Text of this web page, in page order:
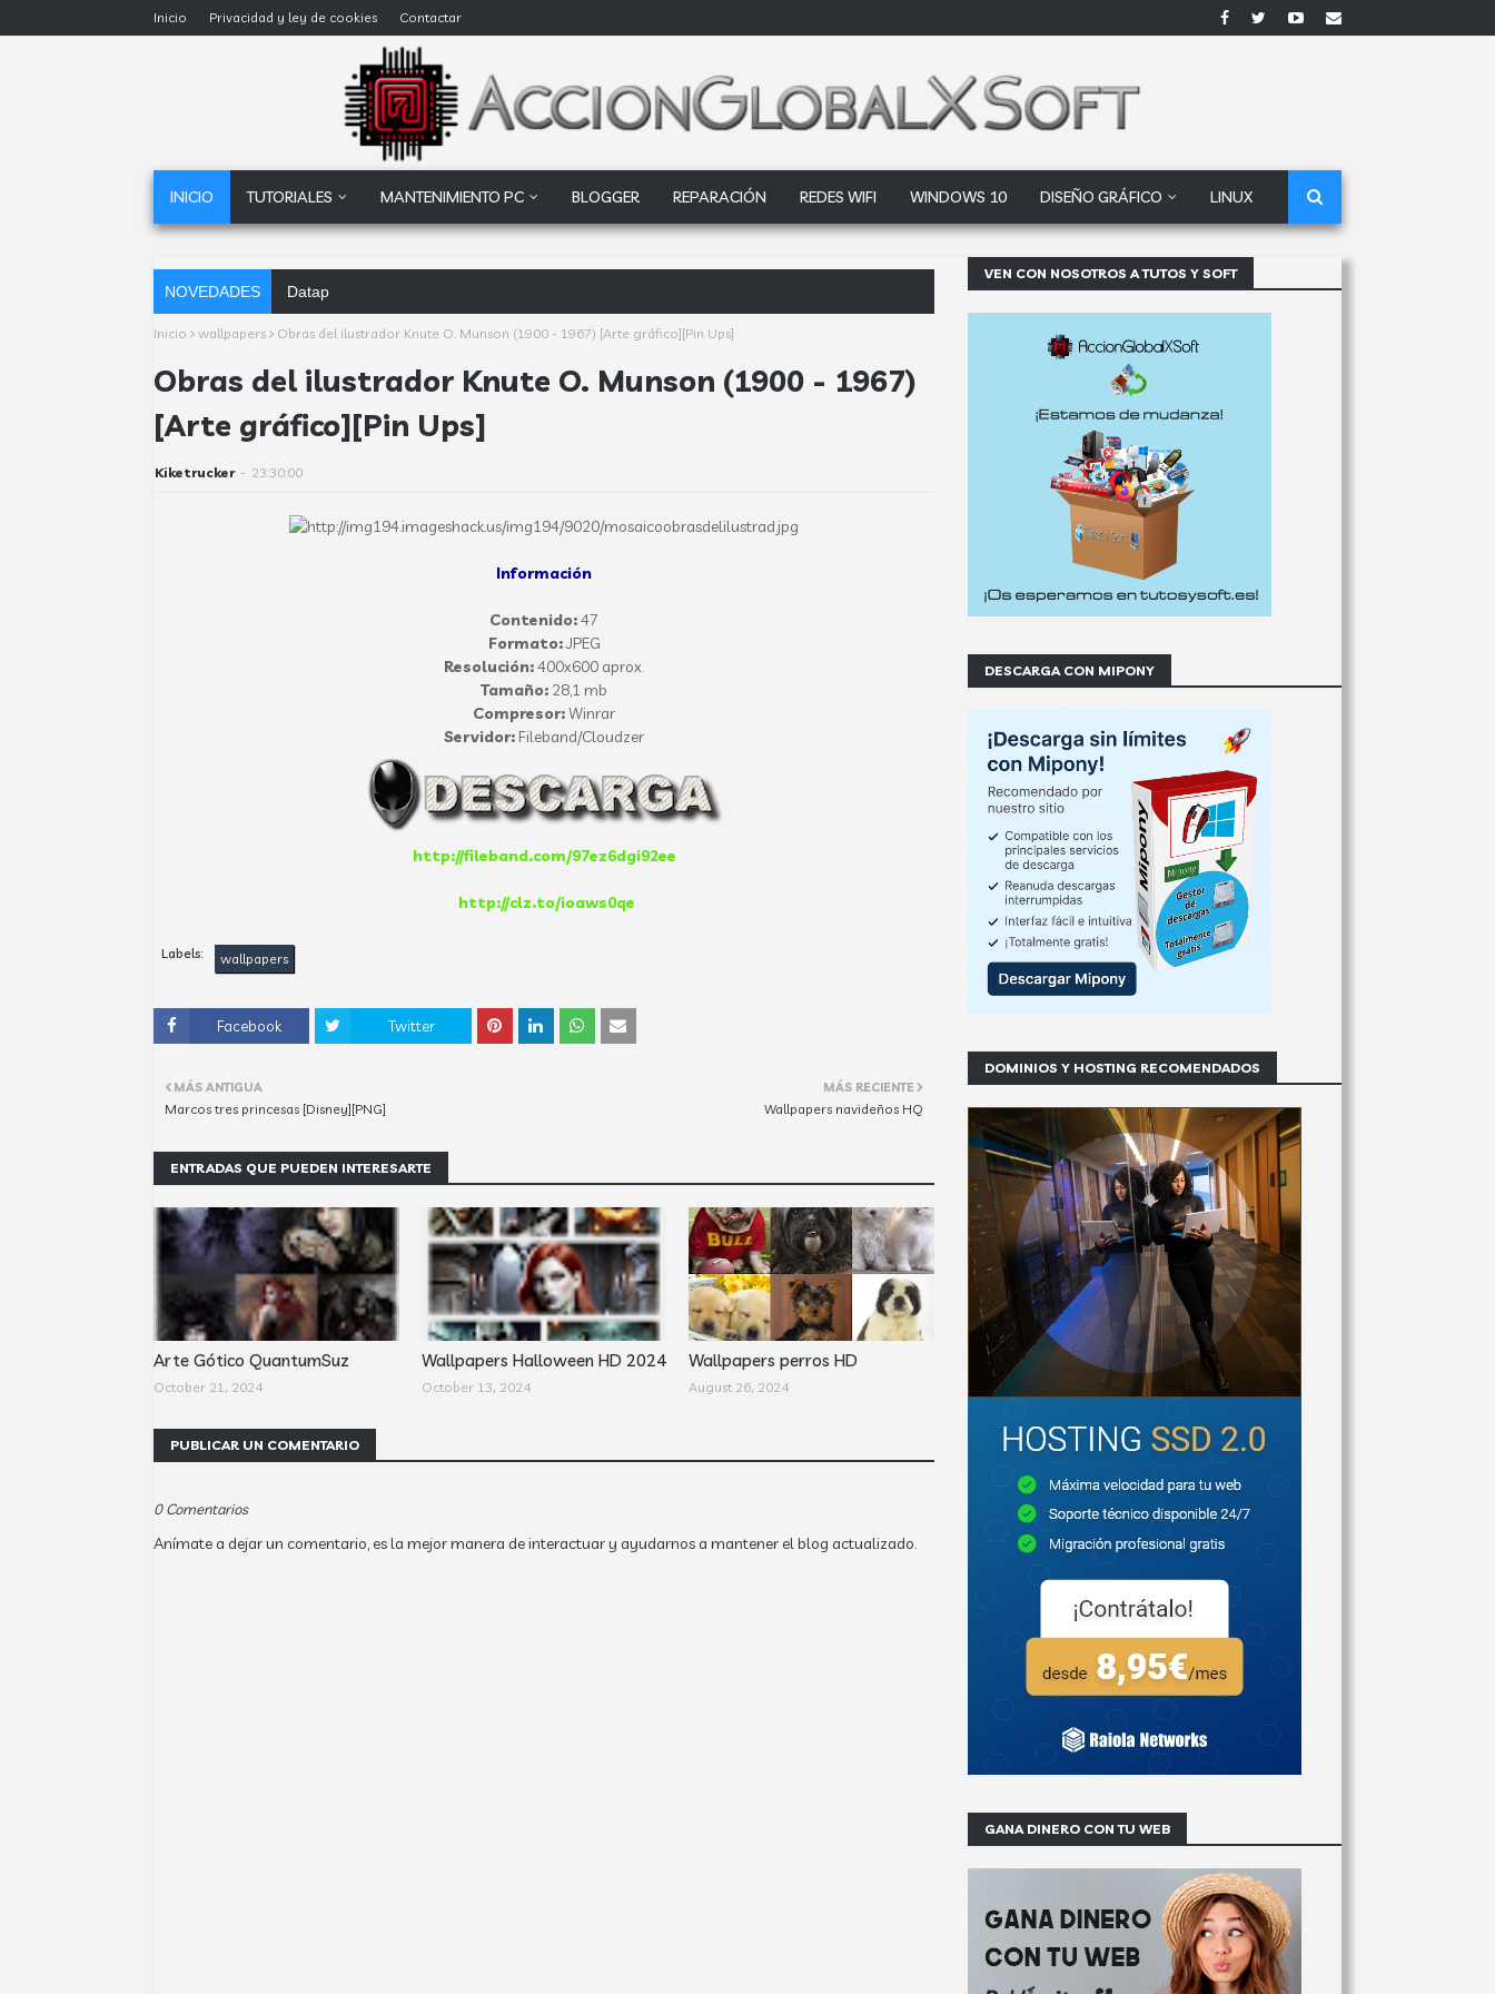
Inicio Privacidad y ley de cookies Contactar
INICIO TUTORIALES MANTENIMIENTO PC BLOGGER REPARACIÓN REDES WIFI WINDOWS 10 DISEÑO GRÁFICO LINUX
NOVEDADES Dataprius, la alternativa a Google Driv
Inicio wallpapers Obras del ilustrador Knute O. Munson (1900 - 1967) [Arte gráfico][Pin Ups]
Obras del ilustrador Knute O. Munson (1900 - 1967)
[Arte gráfico][Pin Ups]
Kiketrucker - 23:30:00
Información
Contenido:47
Formato:JPEG
Resolución:400x600 aprox.
Tamaño: 28,1 mb
Compresor:Winrar
Servidor: Fileband/Cloudzer
http://fileband.com/97ez6dgi92ee
http://clz.to/ioaws0qe
Labels: wallpapers
Facebook Twitter
MÁS RECIENTE
Wallpapers navideños HQ
MÁS ANTIGUA
Marcos tres princesas [Disney][PNG]
ENTRADAS QUE PUEDEN INTERESARTE
Arte Gótico QuantumSuz
October 21, 2024
Wallpapers Halloween HD 2024
October 13, 2024
Wallpapers perros HD
August 26, 2024
PUBLICAR UN COMENTARIO
0 Comentarios
Anímate a dejar un comentario, es la mejor manera de interactuar y ayudarnos a mantener el blog actualizado.
VEN CON NOSOTROS A TUTOS Y SOFT
DESCARGA CON MIPONY
DOMINIOS Y HOSTING RECOMENDADOS
GANA DINERO CON TU WEB